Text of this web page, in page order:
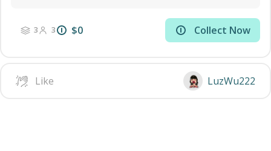
3 3 $0 Collect Now
Like LuzWu222